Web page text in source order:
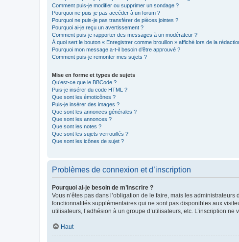
Comment puis-je modifier ou supprimer un sondage ?
Pourquoi ne puis-je pas accéder à un forum ?
Pourquoi ne puis-je pas transférer de pièces jointes ?
Pourquoi ai-je reçu un avertissement ?
Comment puis-je rapporter des messages à un modérateur ?
À quoi sert le bouton « Enregistrer comme brouillon » affiché lors de la
Pourquoi mon message a-t-il besoin d’être approuvé ?
Comment puis-je remonter mes sujets ?
Mise en forme et types de sujets
Qu’est-ce que le BBCode ?
Puis-je insérer du code HTML ?
Que sont les émoticônes ?
Puis-je insérer des images ?
Que sont les annonces générales ?
Que sont les annonces ?
Que sont les notes ?
Que sont les sujets verrouillés ?
Que sont les icônes de sujet ?
Problèmes de connexion et d’inscription
Pourquoi ai-je besoin de m’inscrire ?
Vous n’êtes pas dans l’obligation de le faire, mais les
fonctionnalités supplémentaires qui ne sont pas disponibles aux
utilisateurs, l’adhésion à un groupe d’utilisateurs, etc. L’inscription
Haut